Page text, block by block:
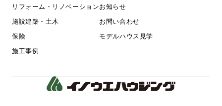
リフォーム・リノベーション
施設建築・土木
保険
施工事例
お知らせ
お問い合わせ
モデルハウス見学